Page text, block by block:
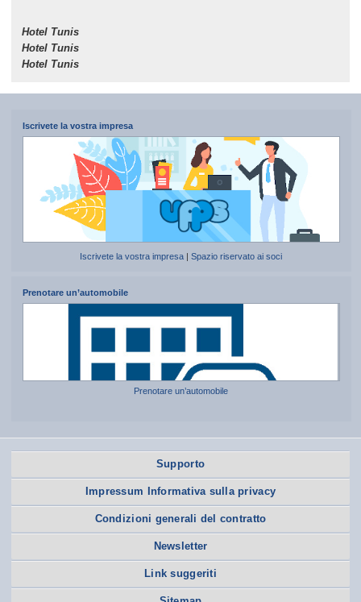
Hotel Tunis
Hotel Tunis
Hotel Tunis
Iscrivete la vostra impresa
Iscrivete la vostra impresa |Spazio riservato ai soci
Prenotare un’automobile
Prenotare un’automobile
Supporto
Impressum Informativa sulla privacy
Condizioni generali del contratto
Newsletter
Link suggeriti